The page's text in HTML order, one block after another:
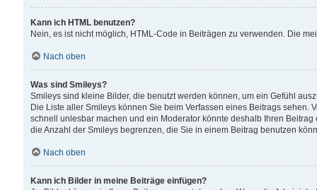
Kann ich HTML benutzen?
Nein, es ist nicht möglich, HTML-Code in Beiträgen zu verwenden. Die
Nach oben
Was sind Smileys?
Smileys sind kleine Bilder, die benutzt werden können, um ein Gefühl
Die Liste aller Smileys können Sie beim Verfassen eines Beitrags
schnell unlesbar machen und ein Moderator könnte deshalb Ihren
die Anzahl der Smileys begrenzen, die Sie in einem Beitrag benutzen
Nach oben
Kann ich Bilder in meine Beiträge einfügen?